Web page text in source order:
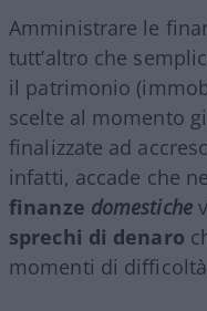
Amministrare le
tutt’altro che
il patrimonio
scelte al momento
finalizzate ad
infatti, accade che
finanze domestiche
sprechi di denaro
momenti di